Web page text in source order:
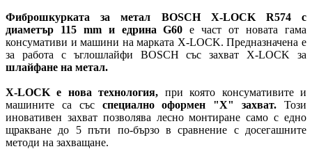
Фиброшкурката за метал BOSCH X-LOCK R574 с
диаметър 115 mm и едрина G60 е част от новата гама
консумативи и машини на марката X-LOCK. Предназначена е
за работа с ъглошлайфи BOSCH със захват X-LOCK за
шлайфане на метал.
X-LOCK е нова технология, при която консумативите и
машините са със специално оформен "X" захват.Този
иновативен захват позволява лесно монтиране само с едно
щракване до 5 пъти по-бързо в сравнение с досегашните
методи на захващане.